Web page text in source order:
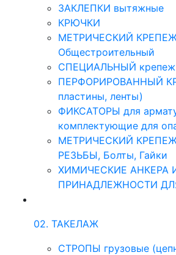
ЗАКЛЕПКИ вытяжные
КРЮЧКИ
МЕТРИЧЕСКИЙ КРЕПЕЖ
Общестроительный
СПЕЦИАЛЬНЫЙ крепеж
ПЕРФОРИРОВАННЫЙ
пластины, ленты)
ФИКСАТОРЫ для
комплектующие для
МЕТРИЧЕСКИЙ
РЕЗЬБЫ, Болты, Гайки
ХИМИЧЕСКИЕ АНКЕРА
ПРИНАДЛЕЖНОСТИ
02. ТАКЕЛАЖ
СТРОПЫ грузовые